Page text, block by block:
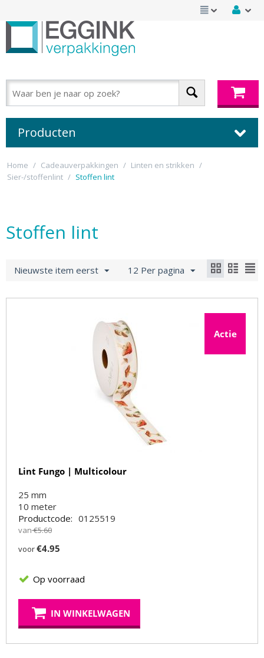
Producten
Home / Cadeauverpakkingen / Linten en strikken /
Sier-/stoffenlint / Stoffen lint
Stoffen lint
Nieuwste item eerst 12 Per pagina
Actie
Lint Fungo | Multicolour
25 mm
10 meter
Productcode: 0125519
van €5.60
voor€4.95
Op voorraad
IN WINKELWAGEN